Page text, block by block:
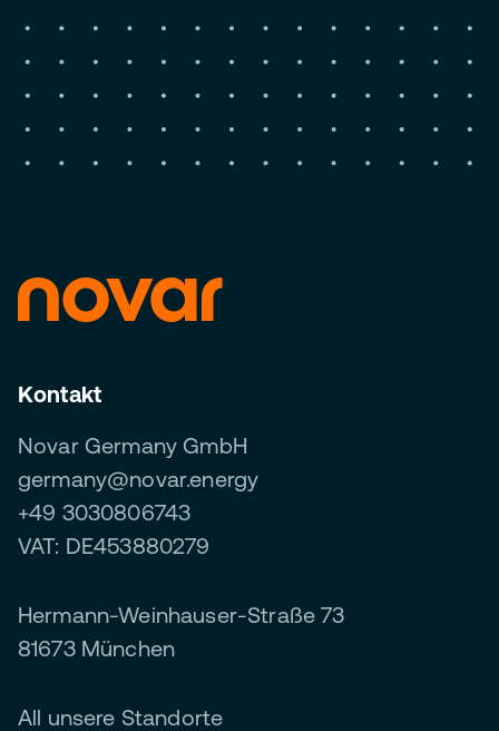
Kontakt
Novar Germany GmbH
germany@novar.energy
+49 3030806743
VAT: DE453880279
Hermann-Weinhauser-Straße 73
81673 München
All unsere Standorte